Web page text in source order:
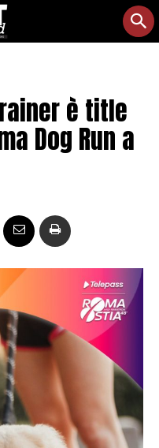
è title
Dog Run a